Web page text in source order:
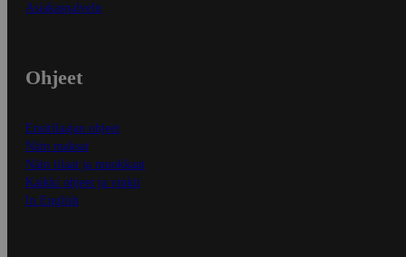
Asiakaspalvelu
Ohjeet
Ensitilaajan ohjeet
Näin maksat
Näin tilaat ja muokkaat
Kaikki ohjeet ja vinkit
In English